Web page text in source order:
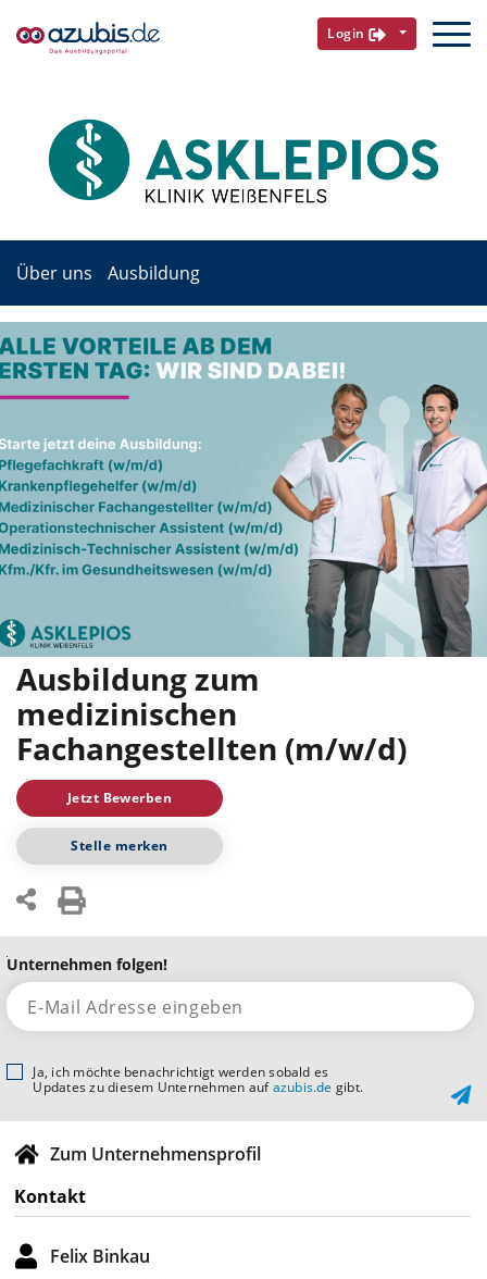
Login
Über uns Ausbildung
Ausbildung zum
medizinischen
Fachangestellten (m/w/d)
Jetzt Bewerben
Stelle merken
Unternehmen folgen!
Ja, ich möchte benachrichtigt werden sobald es
Updates zu diesem Unternehmen aufazubis.de gibt.
Zum Unternehmensprofil
Kontakt
Felix Binkau